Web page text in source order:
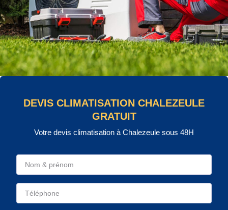
DEVIS CLIMATISATION CHALEZEULE
GRATUIT
Votre devis climatisation à Chalezeule sous 48H